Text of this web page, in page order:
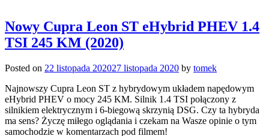
Nowy Cupra Leon ST eHybrid PHEV 1.4
TSI 245 KM (2020)
Posted on 22 listopada 202027 listopada 2020 by tomek
Najnowszy Cupra Leon ST z hybrydowym układem napędowym
eHybrid PHEV o mocy 245 KM. Silnik 1.4 TSI połączony z
silnikiem elektrycznym i 6-biegową skrzynią DSG. Czy ta hybryda
ma sens? Życzę miłego oglądania i czekam na Wasze opinie o tym
samochodzie w komentarzach pod filmem!